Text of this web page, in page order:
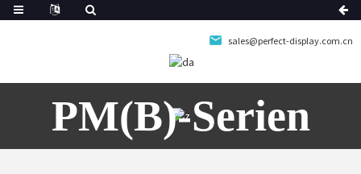
sales@perfect-display.com.cn
PM(B)-Serien